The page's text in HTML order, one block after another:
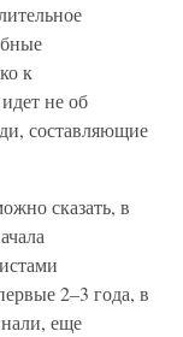
к
не об
составляющие
сказать, в
2–3 года, в
еще